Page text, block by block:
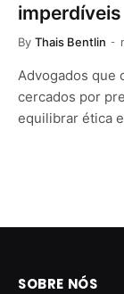
imperdíveis
By Thais Bentlin
Advogados que
cercados por
equilibrar ética
SOBRE NÓS